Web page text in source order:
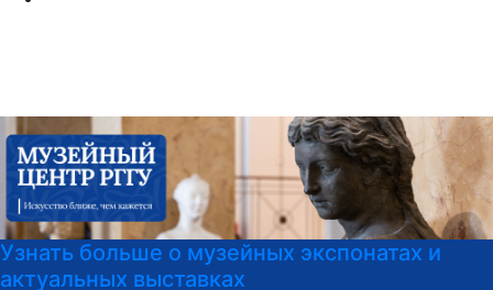
РГГУ — территория вежливости